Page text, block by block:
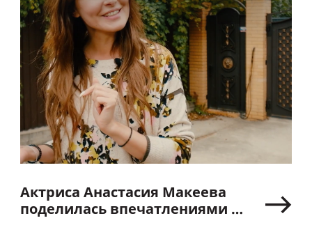
Актриса Анастасия Макеева
поделилась впечатлениями об